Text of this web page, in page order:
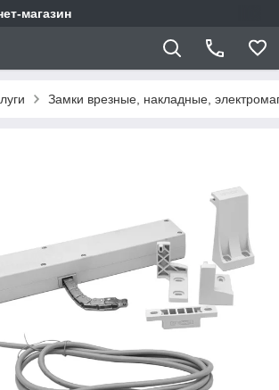
магазин
Замки врезные, накладные,